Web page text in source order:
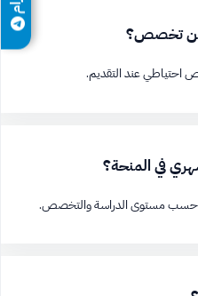
من تخصص؟
عند التقديم.
في المنحة؟